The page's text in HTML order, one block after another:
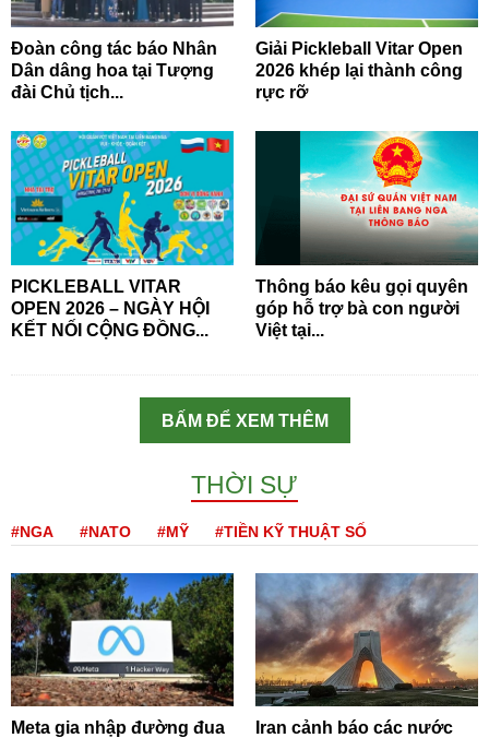
Đoàn công tác báo Nhân
Dân dâng hoa tại Tượng
đài Chủ tịch...
Giải Pickleball Vitar Open
2026 khép lại thành công
rực rỡ
PICKLEBALL VITAR
OPEN 2026 – NGÀY HỘI
KẾT NỐI CỘNG ĐỒNG...
Thông báo kêu gọi quyên
góp hỗ trợ bà con người
Việt tại...
BẤM ĐỂ XEM THÊM
THỜI SỰ
#NGA #NATO #MỸ #TIỀN KỸ THUẬT SỐ
Meta gia nhập đường đua
Iran cảnh báo các nước